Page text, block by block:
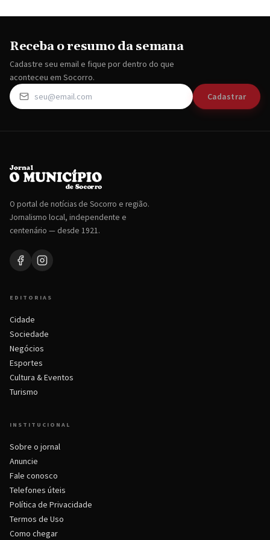
Receba o resumo da semana
Cadastre seu email e fique por dentro do que
aconteceu em Socorro.
Cadastrar
O portal de notícias de Socorro e região.
Jornalismo local, independente e
centenário — desde 1921.
EDITORIAS
Cidade
Sociedade
Negócios
Esportes
Cultura & Eventos
Turismo
INSTITUCIONAL
Sobre o jornal
Anuncie
Fale conosco
Telefones úteis
Política de Privacidade
Termos de Uso
Como chegar